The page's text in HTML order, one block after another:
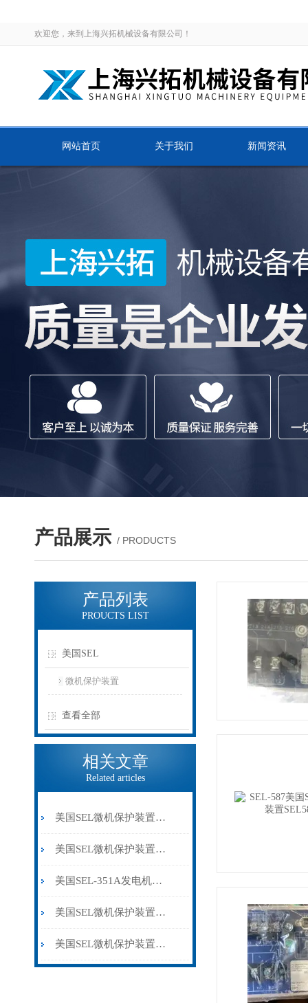
欢迎您，来到上海兴拓机械设备有限公司！
网站首页 关于我们 新闻资讯
产品展示 / PRODUCTS
产品列表
PROUCTS LIST
美国SEL
微机保护装置
查看全部
相关文章
Related articles
美国SEL微机保护装置在电力自动化中的应用与优势
美国SEL微机保护装置的安装、调试与维护指南介绍
美国SEL-351A发电机保护继电器技术特性
美国SEL微机保护装置是高可靠性电力系统保护装置
美国SEL微机保护装置的主要特点与优势表现